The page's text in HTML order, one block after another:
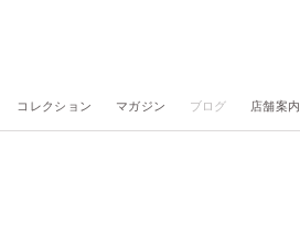
コレクション マガジン ブログ 店舗案内